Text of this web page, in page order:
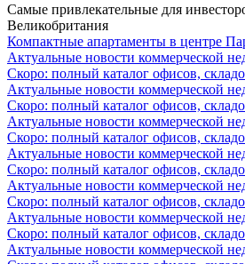
Самые привлекательные для
Великобритания
Компактные апартаменты в центре
Актуальные новости коммерческой
Скоро: полный каталог офисов,
Актуальные новости коммерческой
Скоро: полный каталог офисов,
Актуальные новости коммерческой
Скоро: полный каталог офисов,
Актуальные новости коммерческой
Скоро: полный каталог офисов,
Актуальные новости коммерческой
Скоро: полный каталог офисов,
Актуальные новости коммерческой
Скоро: полный каталог офисов,
Актуальные новости коммерческой